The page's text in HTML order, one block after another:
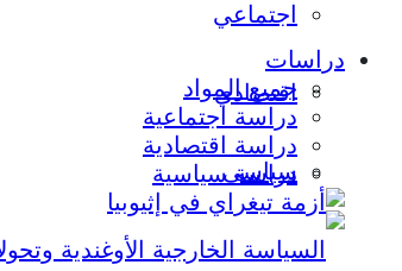
اجتماعي
اقتصادي
سياسي
دراسات
جميع المواد
دراسة اجتماعية
دراسة اقتصادية
دراسة سياسية